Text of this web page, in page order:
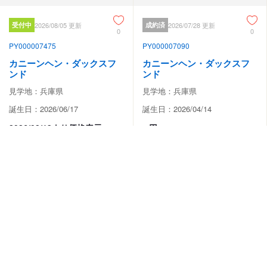
受付中 2026/08/05 更新
0
PY000007475
カニーンヘン・ダックスフ
ンド
見学地：兵庫県
誕生日：2026/06/17
2026/08/13より価格表示
成約済 2026/07/28 更新
0
PY000007090
カニーンヘン・ダックスフ
ンド
見学地：兵庫県
誕生日：2026/04/14
円